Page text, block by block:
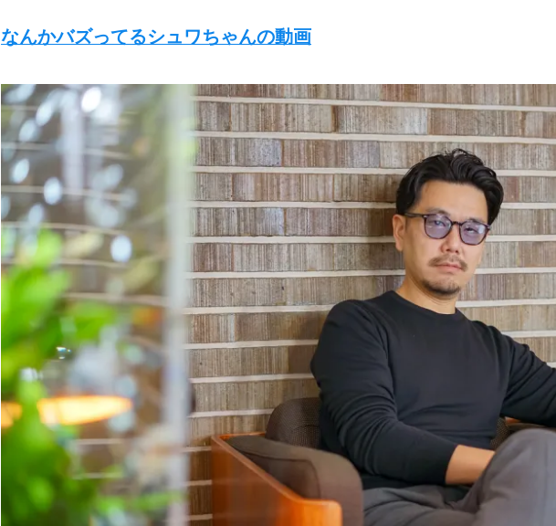
なんかバズってるシュワちゃんの動画